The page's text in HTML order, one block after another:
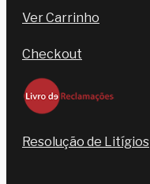
Ver Carrinho
Checkout
Resolução de Litígios